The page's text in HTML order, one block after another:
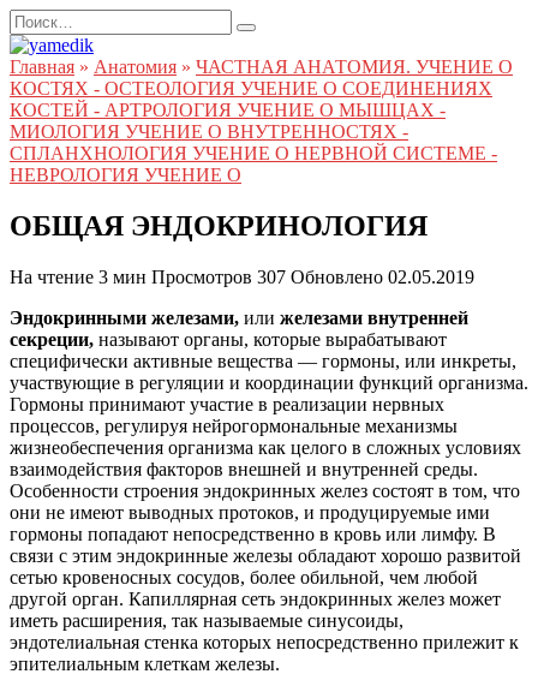
Перейти
к
содержанию
Search
for:
Главная » Анатомия » ЧАСТНАЯ АНАТОМИЯ. УЧЕНИЕ О
КОСТЯХ - ОСТЕОЛОГИЯ УЧЕНИЕ О СОЕДИНЕНИЯХ
КОСТЕЙ - АРТРОЛОГИЯ УЧЕНИЕ О МЫШЦАХ -
МИОЛОГИЯ УЧЕНИЕ О ВНУТРЕННОСТЯХ -
СПЛАНХНОЛОГИЯ УЧЕНИЕ О НЕРВНОЙ СИСТЕМЕ -
НЕВРОЛОГИЯ УЧЕНИЕ О
ОБЩАЯ ЭНДОКРИНОЛОГИЯ
На чтение 3 мин Просмотров 307 Обновлено 02.05.2019
Эндокринными железами, или железами внутренней
секреции, называют органы, которые вырабатывают
специфически активные вещества — гормоны, или инкреты,
участвующие в регуляции и координации функций организма.
Гормоны принимают участие в реализации нервных
процессов, регулируя нейрогормональные механизмы
жизнеобеспечения организма как целого в сложных условиях
взаимодействия факторов внешней и внутренней среды.
Особенности строения эндокринных желез состоят в том, что
они не имеют выводных протоков, и продуцируемые ими
гормоны попадают непосредственно в кровь или лимфу. В
связи с этим эндокринные железы обладают хорошо развитой
сетью кровеносных сосудов, более обильной, чем любой
другой орган. Капиллярная сеть эндокринных желез может
иметь расширения, так называемые синусоиды,
эндотелиальная стенка которых непосредственно прилежит к
эпителиальным клеткам железы.